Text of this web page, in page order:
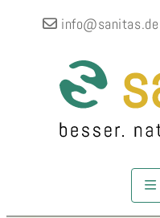
info@sanitas.de